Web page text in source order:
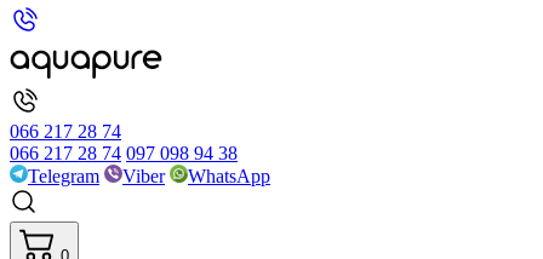
066 217 28 74
066 217 28 74 097 098 94 38
Telegram
Viber WhatsApp